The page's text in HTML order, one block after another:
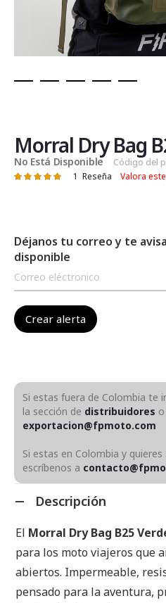
de
la
galería
de
Morral Dry Bag
No Está Disponible Código del
Valoración: 1 Reseña Valora
Déjanos tu correo y te
disponible
Si estas fuera de Colombia te
la sección de distribuidores
exportacion@fpmoto.com
Si estas en Colombia y
escríbenos a
Descripción
El Morral Dry Bag B25
para los moto viajeros que
abiertos. Impermeable,
pensado para la aventura,